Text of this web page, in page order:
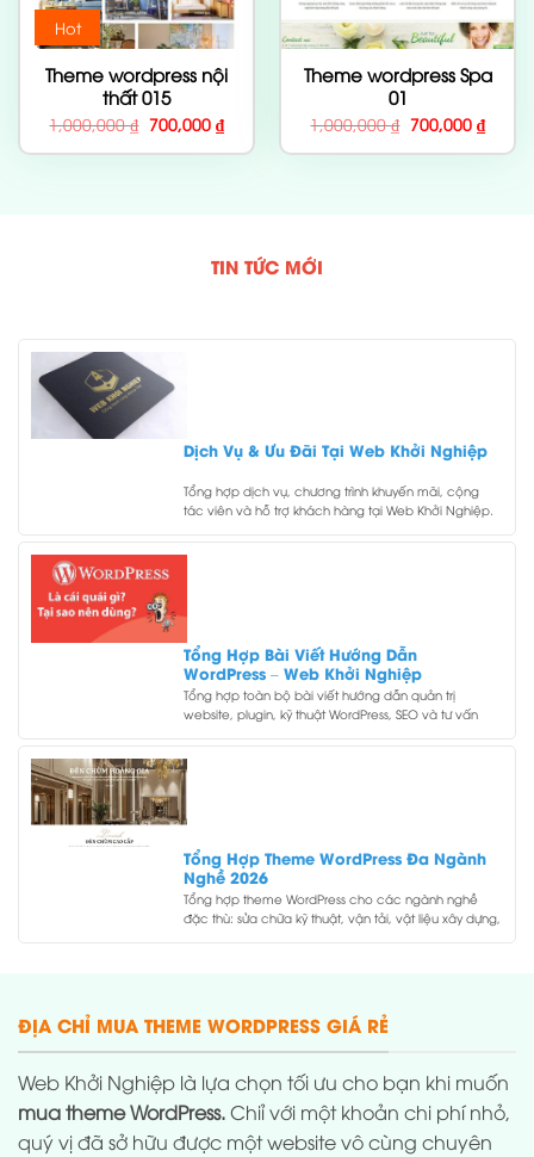
Hot
Theme wordpress nội
thất 015
1,000,000₫ Giá
gốc
là:
700,000 ₫Giá
hiện
tại
Theme wordpress Spa
01
1,000,000₫ Giá
gốc
là:
700,000 ₫Giá
hiện
tại
TIN TỨC MỚI
Dịch Vụ & Ưu Đãi Tại Web Khởi Nghiệp
Tổng hợp dịch vụ, chương trình khuyến mãi, cộng
tác viên và hỗ trợ khách hàng tại Web Khởi Nghiệp.
Tổng Hợp Bài Viết Hướng Dẫn
WordPress – Web Khởi Nghiệp
Tổng hợp toàn bộ bài viết hướng dẫn quản trị
website, plugin, kỹ thuật WordPress, SEO và tư vấn
Tổng Hợp Theme WordPress Đa Ngành
Nghề 2026
Tổng hợp theme WordPress cho các ngành nghề
đặc thù: sửa chữa kỹ thuật, vận tải, vật liệu xây dựng,
ĐỊA CHỈ MUA THEME WORDPRESS GIÁ RẺ
Web Khởi Nghiệp là lựa chọn tối ưu cho bạn khi muốn
mua theme WordPress.Chiỉ với một khoản chi phí nhỏ,
quý vị đã sở hữu được một website vô cùng chuyên